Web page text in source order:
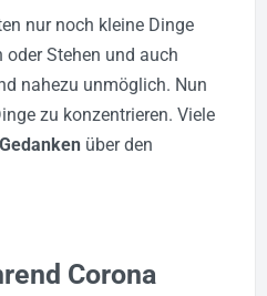
nur noch kleine Dinge
oder Stehen und auch
nahezu unmöglich. Nun
zu konzentrieren. Viele
Gedanken über den
Corona